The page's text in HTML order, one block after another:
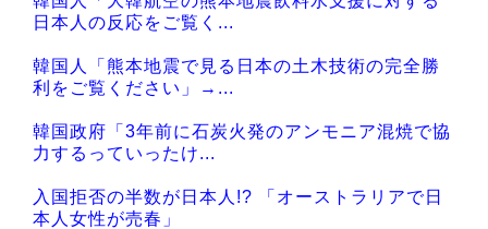
日本人の反応をご覧く...
韓国人「熊本地震で見る日本の土木技術の完全勝
利をご覧ください」→...
韓国政府「3年前に石炭火発のアンモニア混焼で協
力するっていったけ...
入国拒否の半数が日本人!? 「オーストラリアで日
本人女性が売春」